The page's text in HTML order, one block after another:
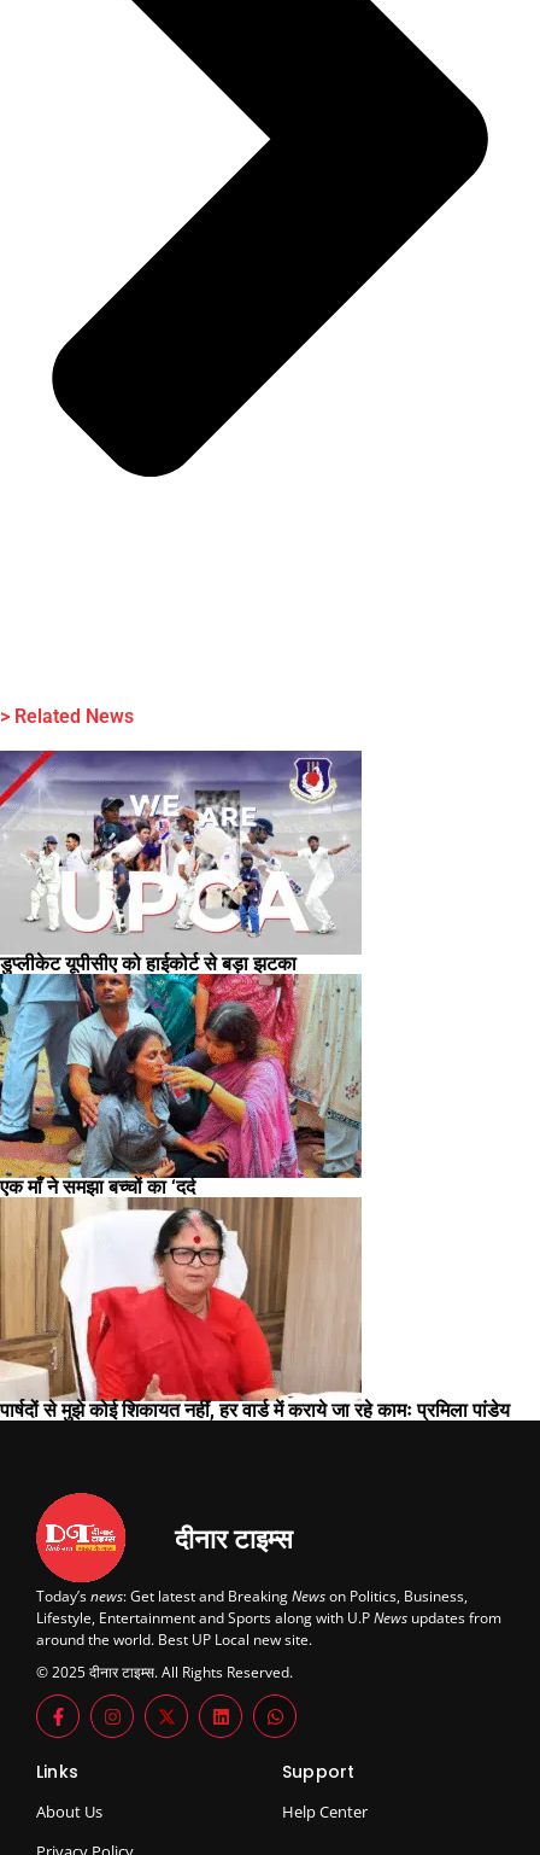
> Related News
डुप्लीकेट यूपीसीए को हाईकोर्ट से बड़ा झटका
एक माँ ने समझा बच्चों का ‘दर्द
पार्षदों से मुझे कोई शिकायत नहीं, हर वार्ड में कराये जा रहे कामः प्रमिला पांडेय
दीनार टाइम्स
Today’snews: Get latest and BreakingNewson Politics, Business,
Lifestyle, Entertainment and Sports along with U.PNews updates from
around the world. Best UP Local new site.
© 2025 दीनार टाइम्स. All Rights Reserved.
Links
About Us
Support
Help Center